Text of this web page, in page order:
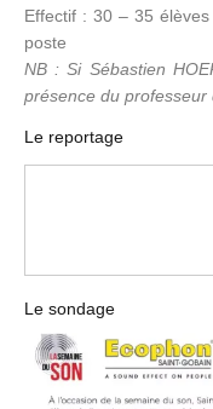
Effectif : 30 – 35
poste
NB : Si Sébastien
présence du
Le reportage
Le sondage